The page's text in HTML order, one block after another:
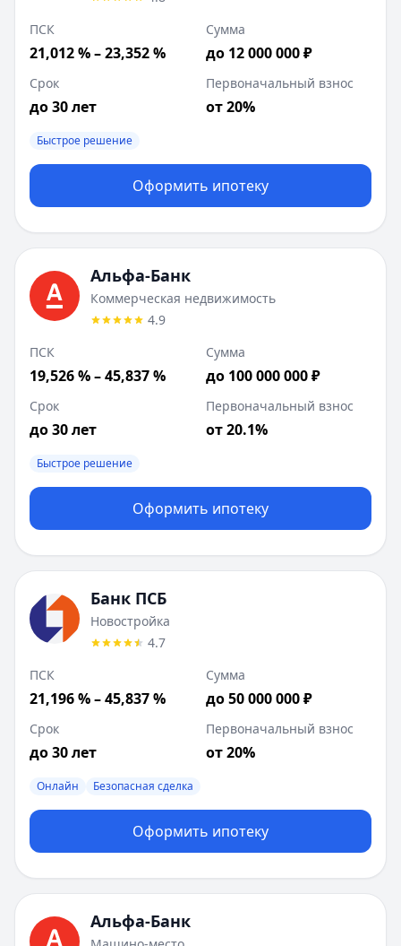
ПСК
21,012 % – 23,352 %
Сумма
до 12 000 000 ₽
Срок
до 30 лет
Первоначальный взнос
от 20%
Быстрое решение
Оформить ипотеку
Альфа-Банк
Коммерческая недвижимость
4.9
ПСК
19,526 % – 45,837 %
Сумма
до 100 000 000 ₽
Срок
до 30 лет
Первоначальный взнос
от 20.1%
Быстрое решение
Оформить ипотеку
Банк ПСБ
Новостройка
4.7
ПСК
21,196 % – 45,837 %
Сумма
до 50 000 000 ₽
Срок
до 30 лет
Первоначальный взнос
от 20%
Онлайн Безопасная сделка
Оформить ипотеку
Альфа-Банк